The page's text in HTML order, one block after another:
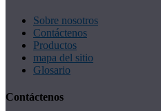
Sobre nosotros
Contáctenos
Productos
mapa del sitio
Glosario
Contáctenos